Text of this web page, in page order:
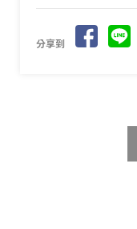
分享到